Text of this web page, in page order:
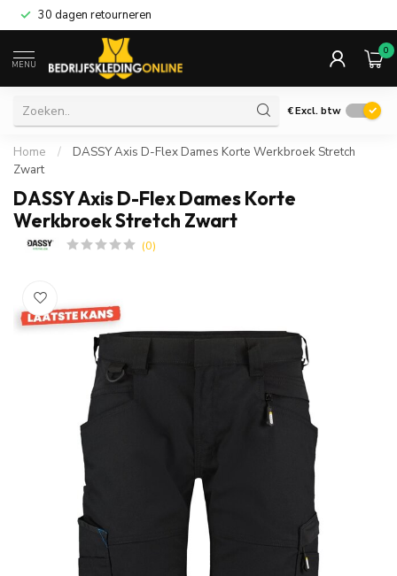
30 dagen retourneren
MENU
0
€Excl. btw
Home /
DASSY Axis D-Flex Dames Korte Werkbroek Stretch
Zwart
DASSY Axis D-Flex Dames Korte
Werkbroek Stretch Zwart
(0)